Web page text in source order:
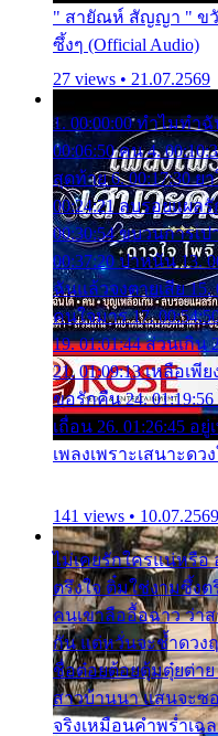
" สายัณห์ สัญญา " ขวั
ซึ้งๆ (Official Audio)
27 views • 21.07.2569
1. 00:00:00 ทำไมทำ
00:06:50 คน 4.
สุดท้าย 6. 00:17:30 ย
00:24:21 ลบรอยแผล
00:30:54 ขบวนการเป
00:37:20 ปาหนัน 13.
ฉันแล้วจงตายเสีย 15.
คนใจมาร 17.
19. 01:01:44 ส่วนเกิ
21. 01:09:13 เหลือเพีย
ขอรักคืน 24.
เถื่อน 26. 01:26:45 อยู่
เพลงเพราะเสนาะดว
141 views • 10.07.2569
ไม่เคยรักใครแน่หรือ
ตรึงใจ ติ๋มใช่งามซึ้ง
คนเขาลืออื้อฉาว ว่า
กัน แต่หวั่นจะช้ำดว
ชื่อต๋อยต้อยตุ้มตุ๋ยต่าย
สาวบ้านนา แสนจะซ
จริงเหมือนคำพร่ำเฉ